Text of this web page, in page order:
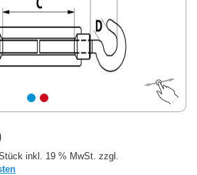
inkl. 19 % MwSt. zzgl.